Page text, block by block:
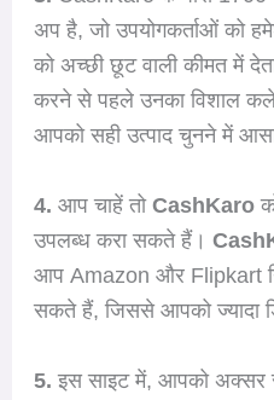
अप है, जो उपयोगकर्ताओं को
को अच्छी छूट वाली कीमत में
करने से पहले उनका विशाल
आपको सही उत्पाद चुनने में
4. आप चाहें तो CashKaro
उपलब्ध करा सकते हैं।
आप Amazon और Flipkart
सकते हैं, जिससे आपको ज्यादा
5. इस साइट में, आपको अक्सर